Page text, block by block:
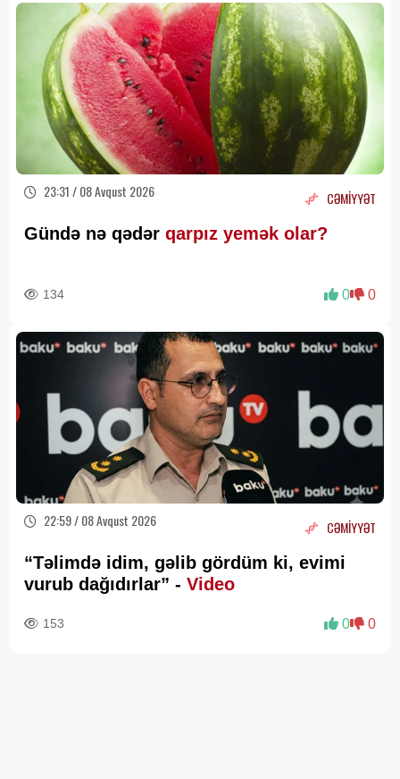
23:31 / 08 Avqust 2026 CƏMİYYƏT
Gündə nə qədər qarpız yemək olar?
134 0 0
22:59 / 08 Avqust 2026 CƏMİYYƏT
“Təlimdə idim, gəlib gördüm ki, evimi
vurub dağıdırlar” - Video
153 0 0